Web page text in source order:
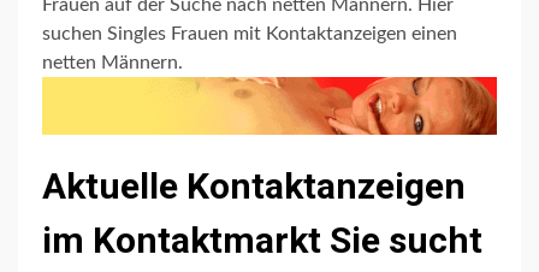
Frauen auf der Suche nach netten Männern. Hier
suchen Singles Frauen mit Kontaktanzeigen einen
netten Männern.
Aktuelle Kontaktanzeigen
im Kontaktmarkt Sie sucht